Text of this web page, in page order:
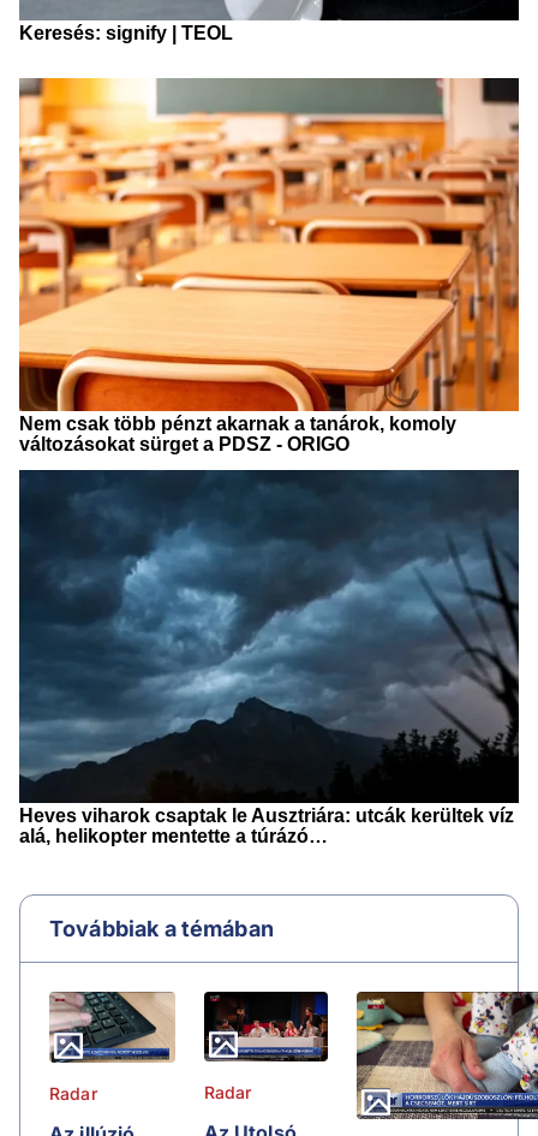
Továbbiak a témában
Radar Radar